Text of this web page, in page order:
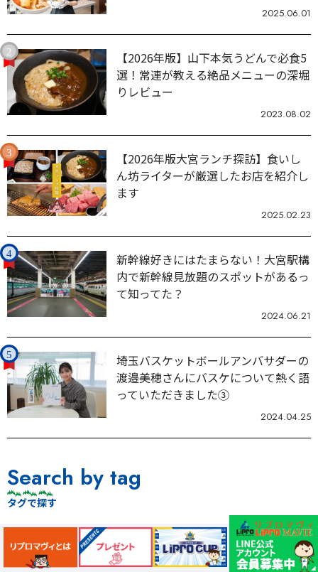
2025.06.01
【2026年版】山下本気うどんで必食5
選！常連が教える絶品メニューの深堀
りレビュー
2023.08.02
【2026年版大宮ランチ探訪】食いし
ん坊ライターが厳選したお店を紹介し
ます
2025.02.23
新幹線好きにはたまらない！大宮駅構
内で新幹線見放題のスポットがあるっ
て知ってた？
2024.06.21
埼玉バスケットボールアンバサダーの
渡邉美穂さんにバスケについて熱く語
っていただきました③
2024.04.25
Search by tag
タグで探す
アオフェス2026 アオフェス
神田明神納涼祭り 東京駅 帰省 乗り換え 暑い